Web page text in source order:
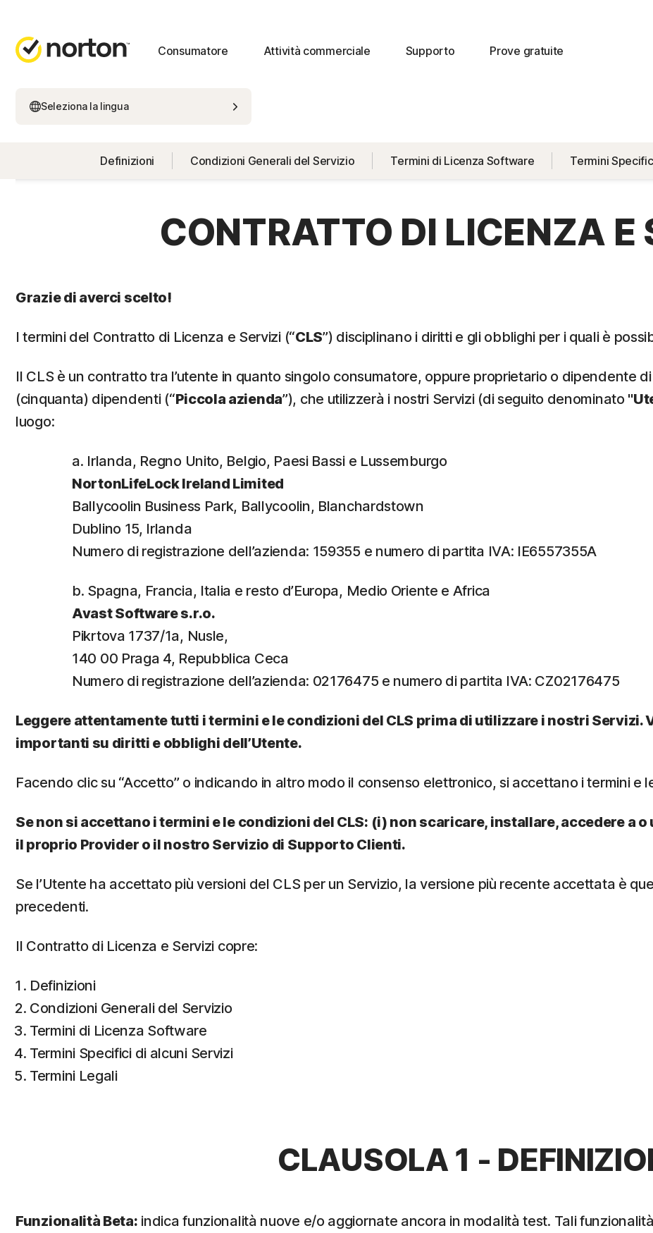
Consumatore Attività commerciale Supporto Prove gratuite
Seleziona la lingua
Definizioni Condizioni Generali del Servizio Termini di Licenza Software Termini
CONTRATTO DI LICENZA E
Grazie di averci scelto!
I termini del Contratto di Licenza e Servizi (“CLS”) disciplinano i diritti e gli obblighi per i quali è
Il CLS è un contratto tra l’utente in quanto singolo consumatore, oppure proprietario o dipendente
(cinquanta) dipendenti (“Piccola azienda”), che utilizzerà i nostri Servizi (di seguito denominato "
luogo:
a. Irlanda, Regno Unito, Belgio, Paesi Bassi e Lussemburgo
NortonLifeLock Ireland Limited
Ballycoolin Business Park, Ballycoolin, Blanchardstown
Dublino 15, Irlanda
Numero di registrazione dell’azienda: 159355 e numero di partita IVA: IE6557355A
b. Spagna, Francia, Italia e resto d’Europa, Medio Oriente e Africa
Avast Software s.r.o.
Pikrtova 1737/1a, Nusle,
140 00 Praga 4, Repubblica Ceca
Numero di registrazione dell’azienda: 02176475 e numero di partita IVA: CZ02176475
Leggere attentamente tutti i termini e le condizioni del CLS prima di utilizzare i nostri
importanti su diritti e obblighi dell’Utente.
Facendo clic su “Accetto” o indicando in altro modo il consenso elettronico, si accettano i termini e
Se non si accettano i termini e le condizioni del CLS: (i) non scaricare, installare, accedere a
il proprio Provider o il nostro Servizio di Supporto Clienti.
Se l’Utente ha accettato più versioni del CLS per un Servizio, la versione più recente accettata è
precedenti.
Il Contratto di Licenza e Servizi copre:
Definizioni
Condizioni Generali del Servizio
Termini di Licenza Software
Termini Specifici di alcuni Servizi
Termini Legali
CLAUSOLA 1 -
Funzionalità Beta: indica funzionalità nuove e/o aggiornate ancora in modalità test. Tali